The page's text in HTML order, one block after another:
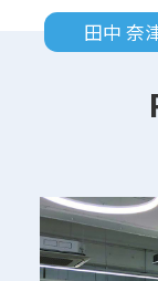
田中 奈